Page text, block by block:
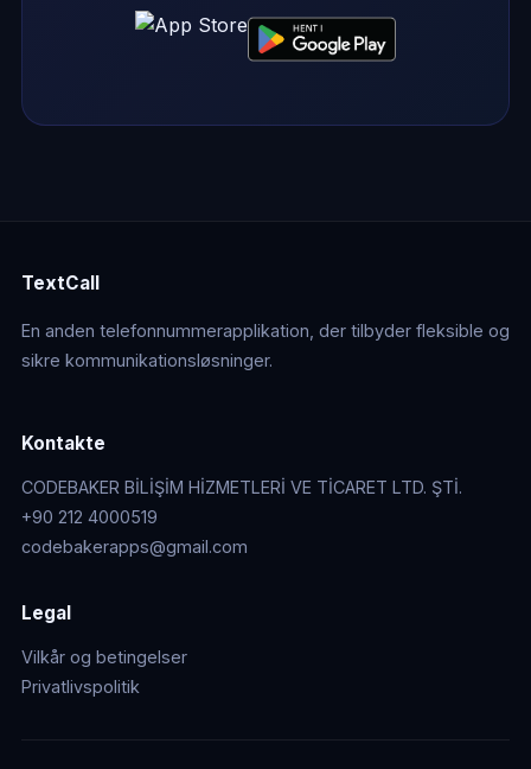
TextCall
En anden telefonnummerapplikation, der tilbyder fleksible og
sikre kommunikationsløsninger.
Kontakte
CODEBAKER BİLİŞİM HİZMETLERİ VE TİCARET LTD. ŞTİ.
+90 212 4000519
codebakerapps@gmail.com
Legal
Vilkår og betingelser
Privatlivspolitik